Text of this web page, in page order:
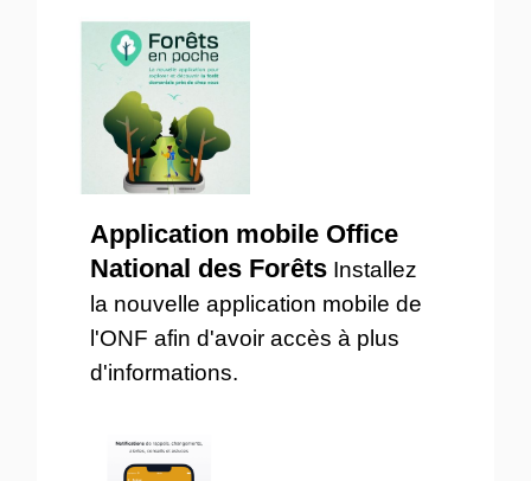
Application mobile Office
National des Forêts Installez
la nouvelle application mobile de
l'ONF afin d'avoir accès à plus
d'informations.